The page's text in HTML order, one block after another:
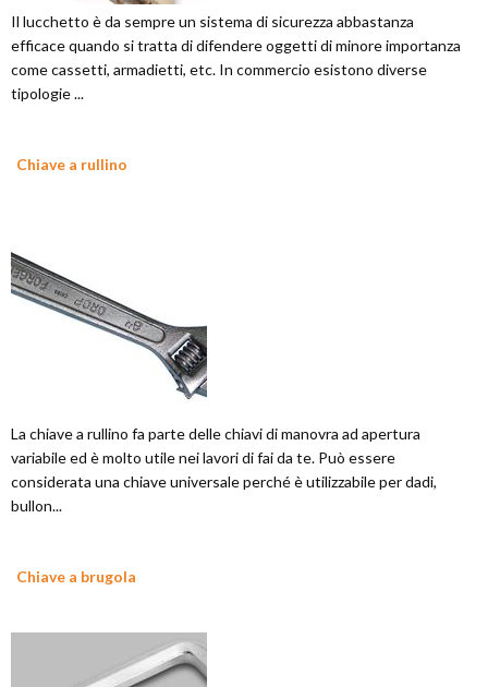
Il lucchetto è da sempre un sistema di sicurezza abbastanza
efficace quando si tratta di difendere oggetti di minore importanza
come cassetti, armadietti, etc. In commercio esistono diverse
tipologie ...
Chiave a rullino
La chiave a rullino fa parte delle chiavi di manovra ad apertura
variabile ed è molto utile nei lavori di fai da te. Può essere
considerata una chiave universale perché è utilizzabile per dadi,
bullon...
Chiave a brugola